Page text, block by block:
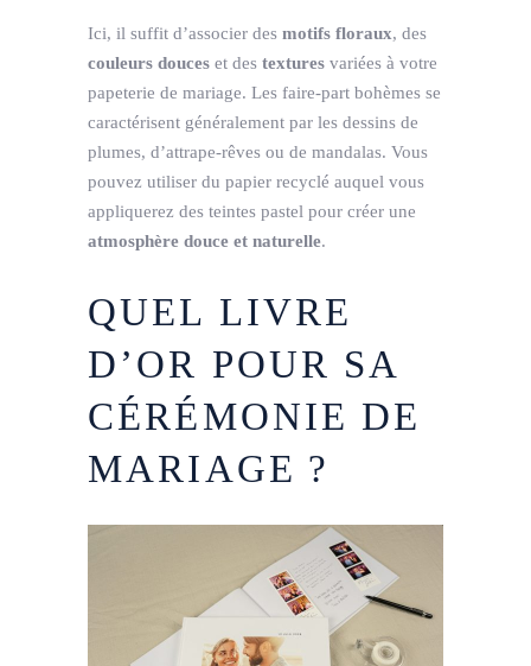
Ici, il suffit d’associer des motifs floraux, des
couleurs douces et des textures variées à votre
papeterie de mariage. Les faire-part bohèmes se
caractérisent généralement par les dessins de
plumes, d’attrape-rêves ou de mandalas. Vous
pouvez utiliser du papier recyclé auquel vous
appliquerez des teintes pastel pour créer une
atmosphère douce et naturelle.
QUEL LIVRE
D’OR POUR SA
CÉRÉMONIE DE
MARIAGE ?